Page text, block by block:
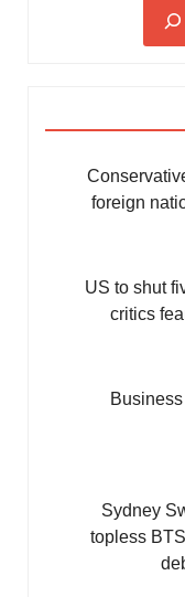
foreign
US to shut
critics
Sydney
topless